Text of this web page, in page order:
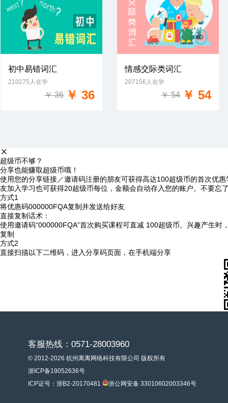
免费试学
初中易错词汇
210275人在学
￥ 36 ￥ 36
免费试学
情感交际类词汇
207156人在学
￥ 54 ￥ 54
超级币不够？
分享也能赚取超级币哦！
使用您的分享链接／邀请码注册的朋友可获得高达100超级币的首次优
友加入学习也可获得20超级币每位，金额会自动存入您的账户。不要忘
方式1
将优惠码000000FQA复制并发送给好友
直接复制话术：
使用邀请码“000000FQA”首次购买课程可直减 100超级币。兴趣产生时
复制
方式2
直接扫描以下二维码，进入分享码页面，在手机端分享
客服热线：0571-28003960
© 2012-2026 杭州离离网络科技有限公司 版权所有
浙ICP备19052636号
ICP证号：浙B2-20170481
浙公网安备 33010602003346号